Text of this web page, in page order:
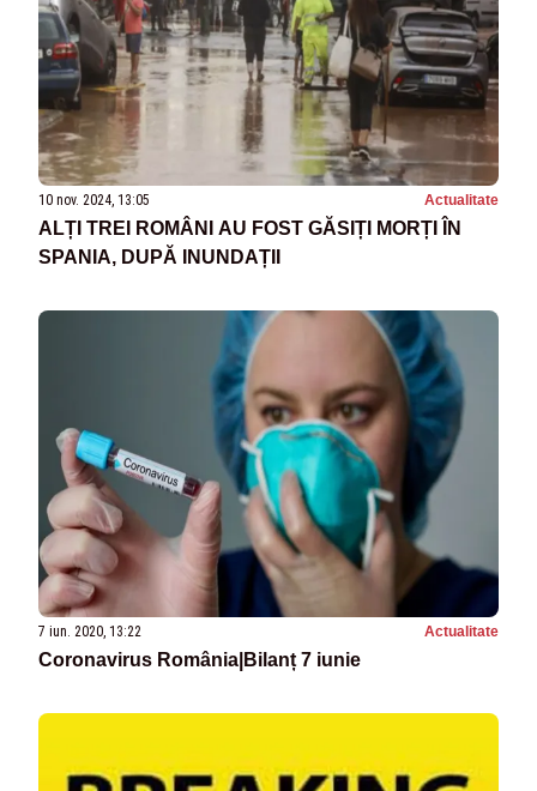
10 nov. 2024, 13:05 Actualitate
ALȚI TREI ROMÂNI AU FOST GĂSIȚI MORȚI ÎN
SPANIA, DUPĂ INUNDAȚII
7 iun. 2020, 13:22 Actualitate
Coronavirus România|Bilanț 7 iunie